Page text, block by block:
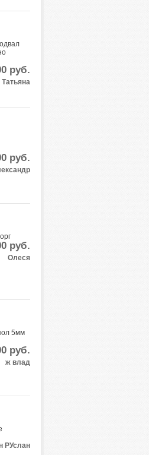
руб.
Татьяна
руб.
руб.
Олеся
5мм
руб.
ж влад
РУслан